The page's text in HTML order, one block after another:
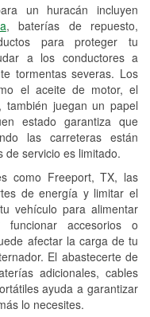
un huracán incluyen
, baterías de repuesto,
para proteger tu
a los conductores a
tormentas severas. Los
el aceite de motor, el
juegan un papel
estado garantiza que
las carreteras están
de servicio es limitado.
como Freeport, TX, las
de energía y limitar el
vehículo para alimentar
funcionar accesorios o
afectar la carga de tu
El abastecerte de
adicionales, cables
ayuda a garantizar
lo necesites.
aceite
de faros
de
y discos de